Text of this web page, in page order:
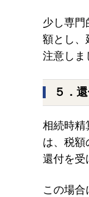
少し専門
額とし、
注意しま
５．
相続時精
は、税額
還付を受
この場合